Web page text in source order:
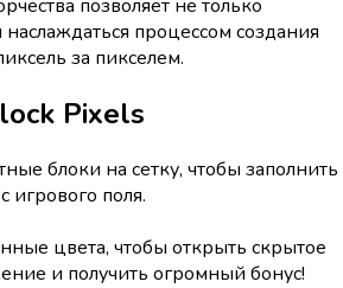
позволяет не только
процессом создания
за пикселем.
Pixels
блоки на сетку, чтобы заполнить
игрового поля.
цвета, чтобы открыть скрытое
и получить огромный бонус!